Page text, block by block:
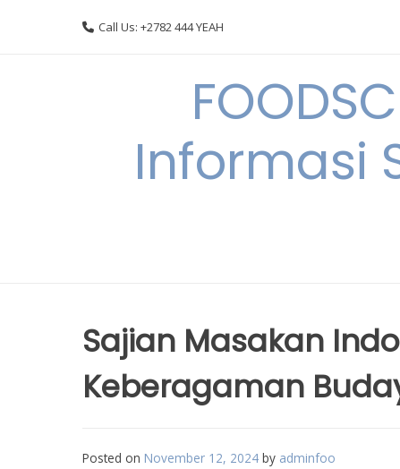
Call Us: +2782 444 YEAH
Informasi
Sajian Masakan
Keberagaman
Posted on November 12, 2024 by adminfoo